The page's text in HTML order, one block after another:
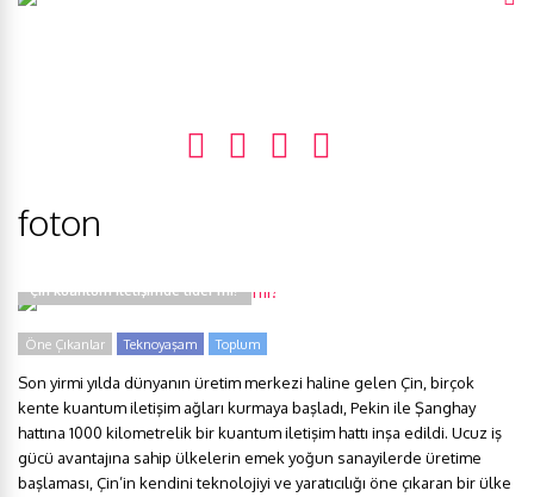
foton
Çin kuantum iletişimde lider mi?
Öne Çıkanlar Teknoyaşam Toplum
Son yirmi yılda dünyanın üretim merkezi haline gelen Çin, birçok
kente kuantum iletişim ağları kurmaya başladı, Pekin ile Şanghay
hattına 1000 kilometrelik bir kuantum iletişim hattı inşa edildi. Ucuz iş
gücü avantajına sahip ülkelerin emek yoğun sanayilerde üretime
başlaması, Çin’in kendini teknolojiyi ve yaratıcılığı öne çıkaran bir ülke